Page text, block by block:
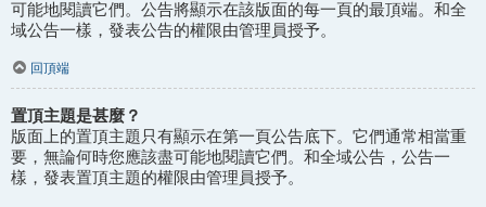
可能地閱讀它們。公告將顯示在該版面的每一頁的最頂端。和全
域公告一樣，發表公告的權限由管理員授予。
回頂端
置頂主題是甚麼？
版面上的置頂主題只有顯示在第一頁公告底下。它們通常相當重
要，無論何時您應該盡可能地閱讀它們。和全域公告，公告一
樣，發表置頂主題的權限由管理員授予。